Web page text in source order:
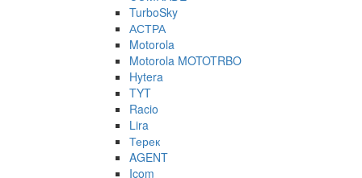
TurboSky
АСТРА
Motorola
Motorola MOTOTRBO
Hytera
TYT
Racio
Lira
Терек
AGENT
Icom